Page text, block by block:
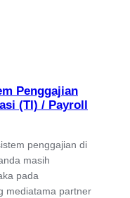
Penggajian
(TI) / Payroll
penggajian di
masih
pada
mediatama partner